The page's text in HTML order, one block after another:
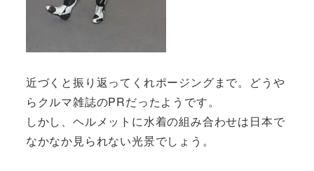
近づくと振り返ってくれポージングまで。どうや
らクルマ雑誌のPRだったようです。
しかし、ヘルメットに水着の組み合わせは日本で
なかなか見られない光景でしょう。